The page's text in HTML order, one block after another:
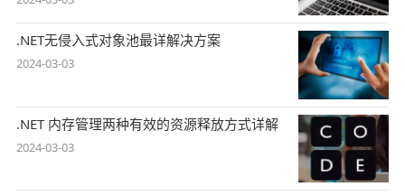
.NET无侵入式对象池最详解决方案
2024-03-03
.NET 内存管理两种有效的资源释放方式详解
2024-03-03